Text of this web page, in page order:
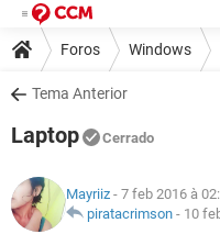
Foros Windows
Tema Anterior
Laptop Cerrado
Mayriiz - 7 feb 2016 à
piratacrimson - 10